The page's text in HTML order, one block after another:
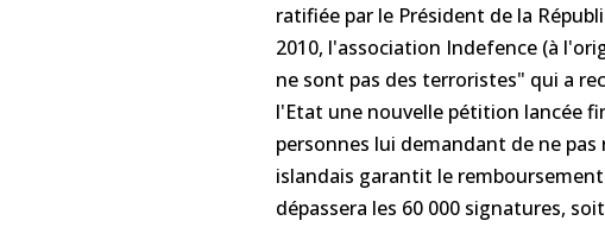
ratifiée par le Président de la
2010, l'association Indefence (à
ne sont pas des terroristes" qui a
l'Etat une nouvelle pétition lancée
personnes lui demandant de ne
islandais garantit le
dépassera les 60 000 signatures,